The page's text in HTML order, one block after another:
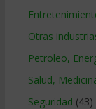
Otras
Petroleo,
Salud,
Seguridad (43)